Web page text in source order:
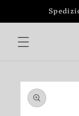
direttamente
ai contenuti
Passa alle
informazioni
sul prodotto